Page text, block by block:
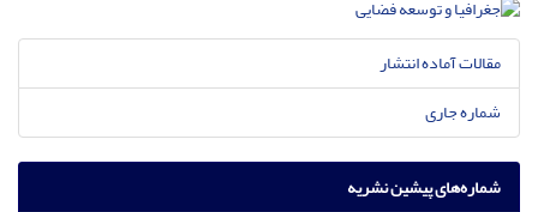
مقالات آماده انتشار
شماره جاری
شماره‌های پیشین نشریه